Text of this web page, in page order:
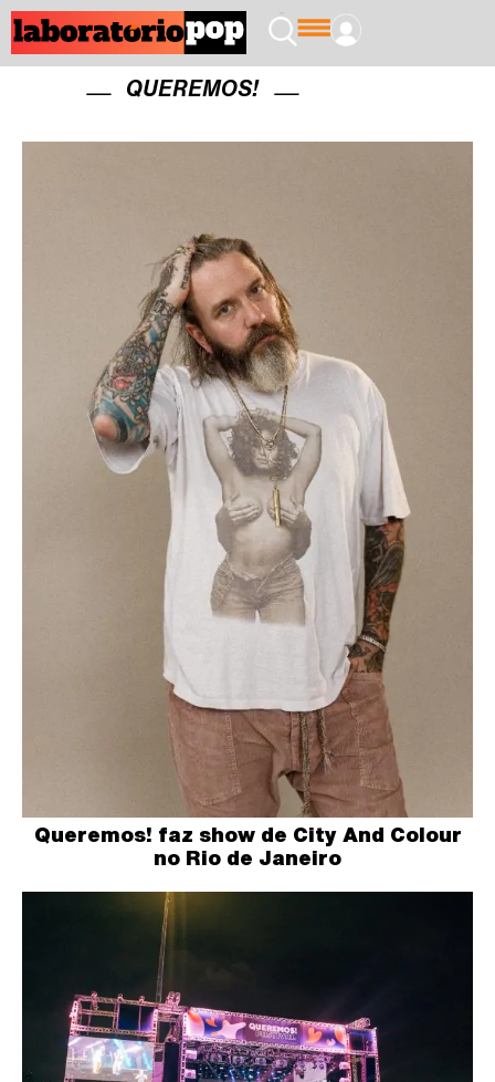
QUEREMOS!
Queremos! faz show de City And Colour
no Rio de Janeiro